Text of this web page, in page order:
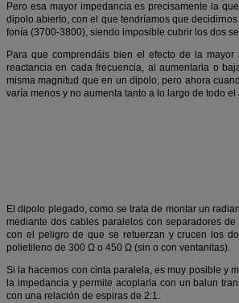
Pero esa mayor impedancia es precisamente la
dipolo abierto, con el que tendríamos que
fonía (3700-3800), siendo imposible cubrir los dos
Para que comprendáis bien el efecto de la
reactancia en cada frecuencia, al aumentarla o
misma magnitud que en un dipolo, pero ahora
varía menos y no aumenta tanto a lo largo de todo
El dipolo plegado, como se trata de montar un
mediante dos cables paralelos con separadores
con el peligro de que se retuerzan y crucen los
polietileno de 300 Ω o 450 Ω (sin o con ventanitas).
Si la hacemos con cinta paralela, es muy posible y
la impedancia y permite acoplarla con un balun
con una relación de espiras de 2:1.